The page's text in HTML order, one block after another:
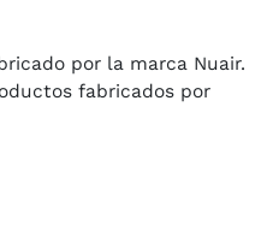
por la marca Nuair.
fabricados por